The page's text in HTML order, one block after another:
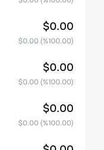
$0.00
$0.00(%100.00)
$0.00
$0.00(%100.00)
$0.00
$0.00(%100.00)